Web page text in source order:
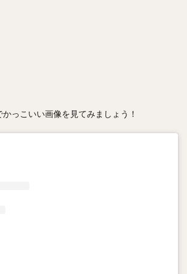
っこいい画像を見てみましょう！